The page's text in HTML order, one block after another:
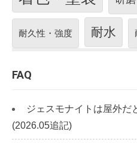
耐久性・強度 耐水
FAQ
ジェスモナイトは屋外だ
(2026.05追記)